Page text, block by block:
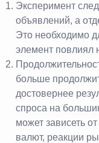
Эксперимент
объявлений, а
Это необходимо
элемент повлиял
больше
достовернее
спроса на
может зависеть
валют, реакции